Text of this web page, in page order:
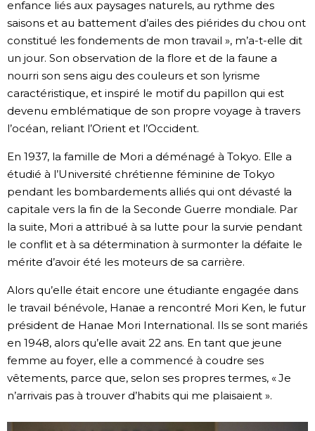
enfance liés aux paysages naturels, au rythme des
saisons et au battement d’ailes des piérides du chou ont
constitué les fondements de mon travail », m’a-t-elle dit
un jour. Son observation de la flore et de la faune a
nourri son sens aigu des couleurs et son lyrisme
caractéristique, et inspiré le motif du papillon qui est
devenu emblématique de son propre voyage à travers
l’océan, reliant l’Orient et l’Occident.
En 1937, la famille de Mori a déménagé à Tokyo. Elle a
étudié à l’Université chrétienne féminine de Tokyo
pendant les bombardements alliés qui ont dévasté la
capitale vers la fin de la Seconde Guerre mondiale. Par
la suite, Mori a attribué à sa lutte pour la survie pendant
le conflit et à sa détermination à surmonter la défaite le
mérite d’avoir été les moteurs de sa carrière.
Alors qu’elle était encore une étudiante engagée dans
le travail bénévole, Hanae a rencontré Mori Ken, le futur
président de Hanae Mori International. Ils se sont mariés
en 1948, alors qu’elle avait 22 ans. En tant que jeune
femme au foyer, elle a commencé à coudre ses
vêtements, parce que, selon ses propres termes, « Je
n’arrivais pas à trouver d’habits qui me plaisaient ».